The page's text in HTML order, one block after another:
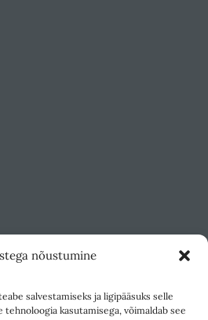
nõustumine
salvestamiseks ja ligipääsuks selle
kasutamisega, võimaldab see